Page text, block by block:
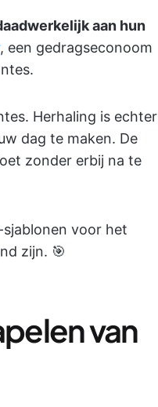
aan hun
, een gedragseconoom
Herhaling is echter
dag te maken. De
zonder erbij na te
sjablonen voor het
zijn. 🎯
van